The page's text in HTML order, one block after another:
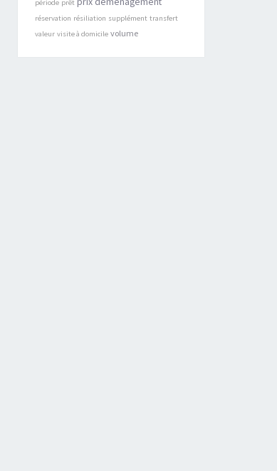
période prêt
réservation résiliation supplément transfert
valeur visite à domicile volume